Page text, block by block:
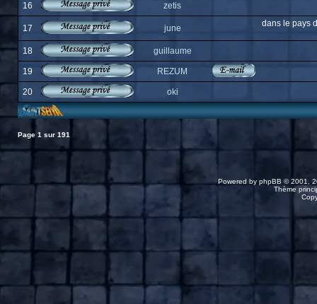
16 zetis
17 june dans le pays
18 guillaume
19 REZUM
20 oki
Page 1 sur 191
Powered by phpBB © 2001,
Thème